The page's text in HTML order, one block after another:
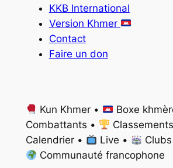
KKB International
Version Khmer
Contact
Faire un don
Kun Khmer •
Boxe
Combattants •
Calendrier •
Live •
Communauté francophone